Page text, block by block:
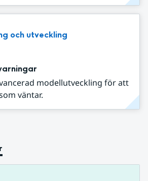
och utveckling
modellutveckling för att
väntar.